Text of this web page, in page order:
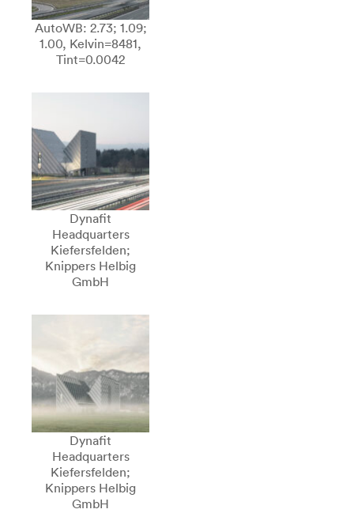
AutoWB: 2.73; 1.09;
1.00, Kelvin=8481,
Tint=0.0042
Dynafit
Headquarters
Kiefersfelden;
Knippers Helbig
GmbH
Dynafit
Headquarters
Kiefersfelden;
Knippers Helbig
GmbH